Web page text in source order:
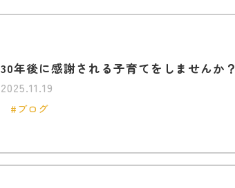
30年後に感謝される子育てをしませんか？
2025.11.19
ブログ